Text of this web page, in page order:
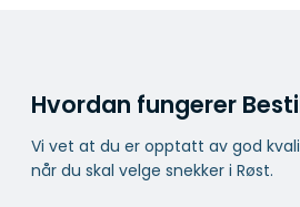
Hvordan fungerer
Vi vet at du er opptatt av god
når du skal velge snekker i Røst.